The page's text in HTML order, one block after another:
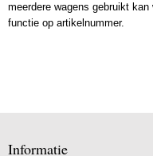
meerdere wagens gebruikt
functie op artikelnummer.
Informatie